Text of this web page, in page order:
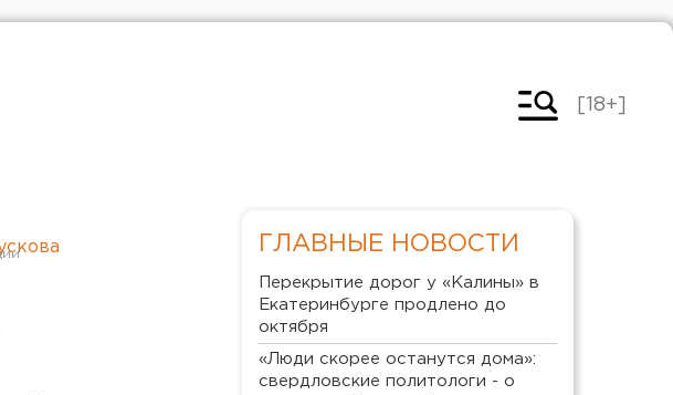
[18+]
ГЛАВНЫЕ НОВОСТИ
Перекрытие дорог у «Калины» в
Екатеринбурге продлено до
октября
«Люди скорее останутся дома»:
свердловские политологи - о